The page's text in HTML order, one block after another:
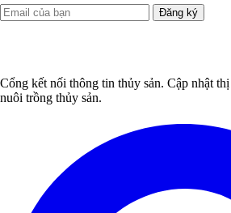
Đăng ký
Cổng kết nối thông tin thủy sản. Cập nhật
nuôi trồng thủy sản.